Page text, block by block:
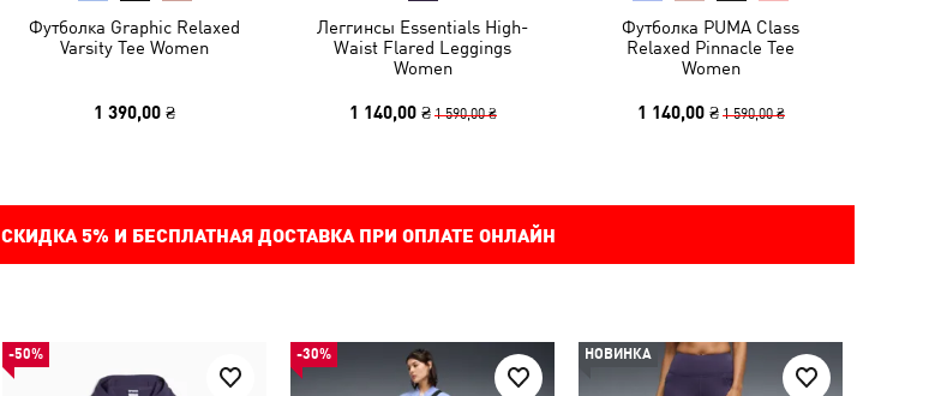
Футболка Graphic Relaxed
Varsity Tee Women
1 390,00 ₴
Леггинсы Essentials High-
Waist Flared Leggings
Women
1 140,00 ₴ 1 590,00 ₴
Футболка PUMA Class
Relaxed Pinnacle Tee
Women
1 140,00 ₴ 1 590,00 ₴
СКИДКА 5% И БЕСПЛАТНАЯ ДОСТАВКА ПРИ ОПЛАТЕ ОНЛАЙН
-50% -30% НОВИНКА